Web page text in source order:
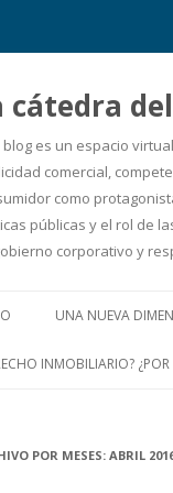
cátedra
blog es un espacio
comercial,
como
públicas y el rol de
corporativo y
UNA NUEVA
INMOBILIARIO?
POR MESES: ABRIL